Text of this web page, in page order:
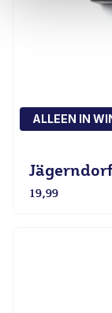
ALLEEN IN
19,99